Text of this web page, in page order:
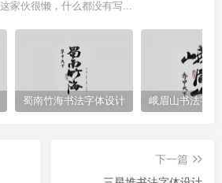
这家伙很懒，什么都没有写...
蜀南竹海书法字体设计 峨眉山书法字
下一篇